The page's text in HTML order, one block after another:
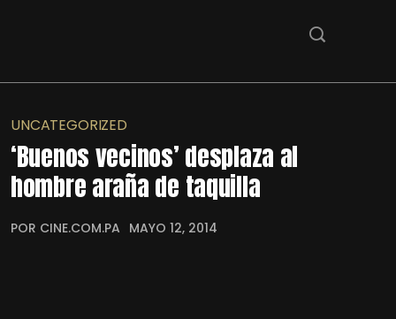
UNCATEGORIZED
‘Buenos vecinos’ desplaza al
hombre araña de taquilla
POR CINE.COM.PA MAYO 12, 2014